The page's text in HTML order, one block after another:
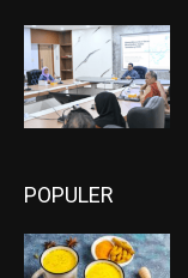
POPULER